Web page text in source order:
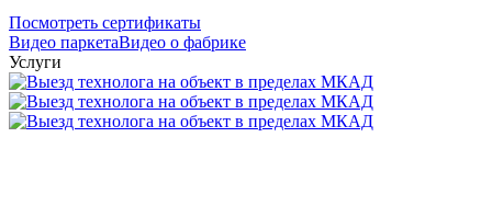
Посмотреть сертификаты
Видео паркетаВидео о фабрике
Услуги